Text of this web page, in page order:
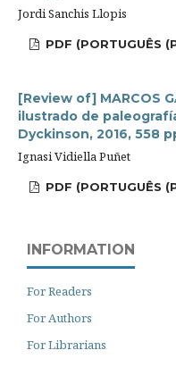
Jordi Sanchis Llopis
PDF (PORTUGUÊS
[Review of] MARCOS
ilustrado de
Dyckinson, 2016, 558
Ignasi Vidiella Puñet
PDF (PORTUGUÊS
INFORMATION
For Readers
For Authors
For Librarians